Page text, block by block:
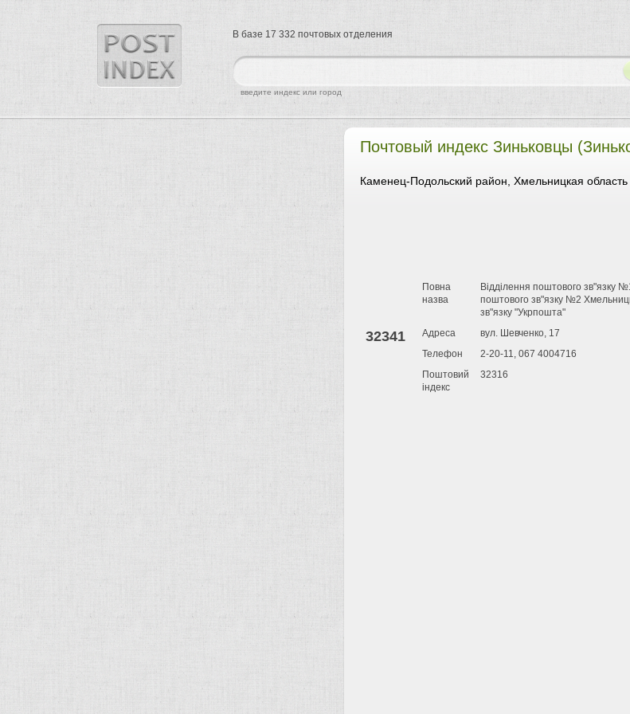
Почтовый индекс Зиньковцы
Каменец-Подольский район, Хмельницкая область
32341
Повна
назва
Відділення поштового зв"язку
поштового зв"язку №2
зв"язку "Укрпошта"
Адреса
вул. Шевченко, 17
Телефон
2-20-11, 067 4004716
Поштовий
індекс
32316
найти
введите индекс или город
В базе 17 332 почтовых отделения